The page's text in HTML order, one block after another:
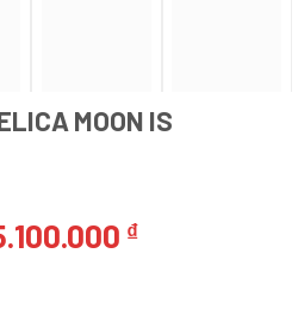
MOON IS
₫Giá